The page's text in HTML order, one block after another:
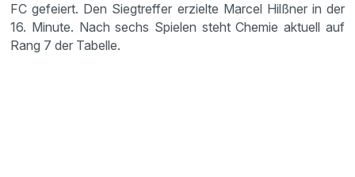
FC gefeiert. Den Siegtreffer erzielte Marcel Hilßner in der
16. Minute. Nach sechs Spielen steht Chemie aktuell auf
Rang 7 der Tabelle.